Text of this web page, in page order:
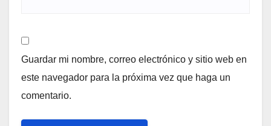
Guardar mi nombre, correo electrónico y sitio web en
este navegador para la próxima vez que haga un
comentario.